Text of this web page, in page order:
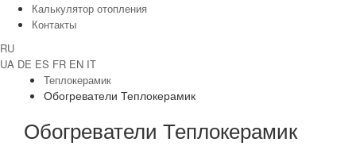
Калькулятор отопления
Контакты
RU
UA DE ES FR EN IT
Теплокерамик
Обогреватели Теплокерамик
Обогреватели Теплокерамик